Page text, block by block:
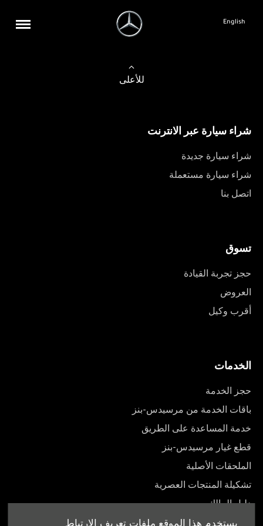
يستخدم هذا الموقع ملفات تعريف الارتباط
English
للأعلى
شراء سيارة عبر الانترنت
شراء سيارة جديدة
شراء سيارة مستعملة
اتصل بنا
تسوق
حجز تجربة القيادة
العروض
أقرب وكيل
الخدمات
حجز الخدمة
باقات الخدمة من مرسيدس-بنز
خدمة المساعدة على الطريق
قطع غيار مرسيدس-بنز
الملحقات الأصلية
تشكيلة المنتجات العصرية
دليل المالك